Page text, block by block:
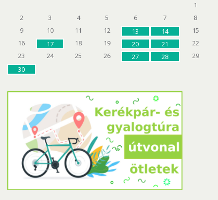
1
2
3 4 5 6 7
8
9
10 11 12 13 14
15
16
17 18 19 20 21
22
23
24 25 26 27 28
29
30